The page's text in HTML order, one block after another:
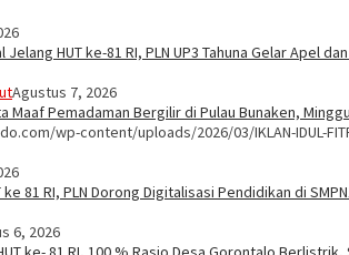
Jelang HUT ke-81 RI, PLN UP3 Tahuna Gelar Apel
Agustus 7, 2026
Maaf Pemadaman Bergilir di Pulau Bunaken,
wp-content/uploads/2026/03/IKLAN-IDUL-
81 RI, PLN Dorong Digitalisasi Pendidikan di
6, 2026